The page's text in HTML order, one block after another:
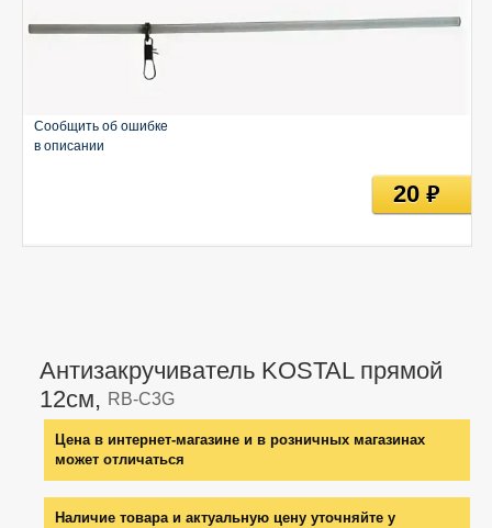
Антизакручиватель KOSTAL прямой
12см, RB-C3G
Цена в интернет-магазине и в розничных магазинах
может отличаться
Наличие товара и актуальную цену уточняйте у
Сообщить об ошибке
в описании
20руб